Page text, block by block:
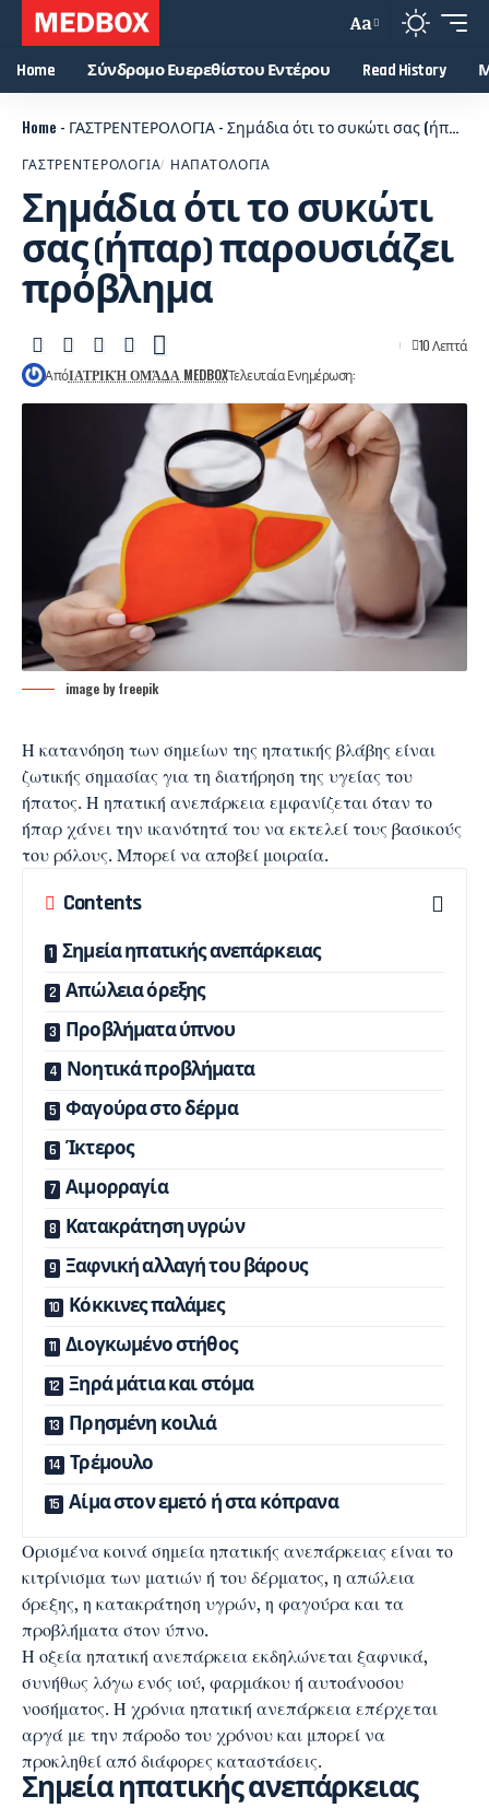
Aa
Home Σύνδρομο Ευερεθίστου Εντέρου Read History
Home - ΓΑΣΤΡΕΝΤΕΡΟΛΟΓΙΑ-Σημάδια ότι το συκώτι σας (ήπαρ) παρουσιάζει πρόβλημα
ΓΑΣΤΡΕΝΤΕΡΟΛΟΓΙΑ ΗΑΠΑΤΟΛΟΓΙΑ
Σημάδια ότι το συκώτι
σας (ήπαρ) παρουσιάζει
πρόβλημα
ΑπόΙΑΤΡΙΚΉ ΟΜΆΔΑ MEDBOXΤελευταία Ενημέρωση:
10 Λεπτά
image by freepik
Η κατανόηση των σημείων της ηπατικής βλάβης είναι
ζωτικής σημασίας για τη διατήρηση της υγείας του
ήπατος. Η ηπατική ανεπάρκειαεμφανίζεται όταν το
ήπαρ χάνει την ικανότητά του να εκτελεί τους βασικούς
του ρόλους. Μπορεί να αποβεί μοιραία.
Contents
Σημεία ηπατικής ανεπάρκειας
Απώλεια όρεξης
Προβλήματα ύπνου
Νοητικά προβλήματα
Φαγούρα στο δέρμα
Ίκτερος
Αιμορραγία
Κατακράτηση υγρών
Ξαφνική αλλαγή του βάρους
Κόκκινες παλάμες
Διογκωμένο στήθος
Ξηρά μάτια και στόμα
Πρησμένη κοιλιά
Τρέμουλο
Αίμα στον εμετό ή στα κόπρανα
Ορισμένα κοινά σημεία ηπατικής ανεπάρκειας είναι το
κιτρίνισμα των ματιών ή του δέρματος, η απώλεια
όρεξης, η κατακράτηση υγρών, η φαγούρα και τα
προβλήματα στον ύπνο.
Η οξεία ηπατική ανεπάρκεια εκδηλώνεται ξαφνικά,
συνήθως λόγω ενός ιού, φαρμάκου ή αυτοάνοσου
νοσήματος. Η χρόνια ηπατική ανεπάρκεια επέρχεται
αργά με την πάροδο του χρόνου και μπορεί να
προκληθεί από διάφορες καταστάσεις.
Σημεία ηπατικής ανεπάρκειας